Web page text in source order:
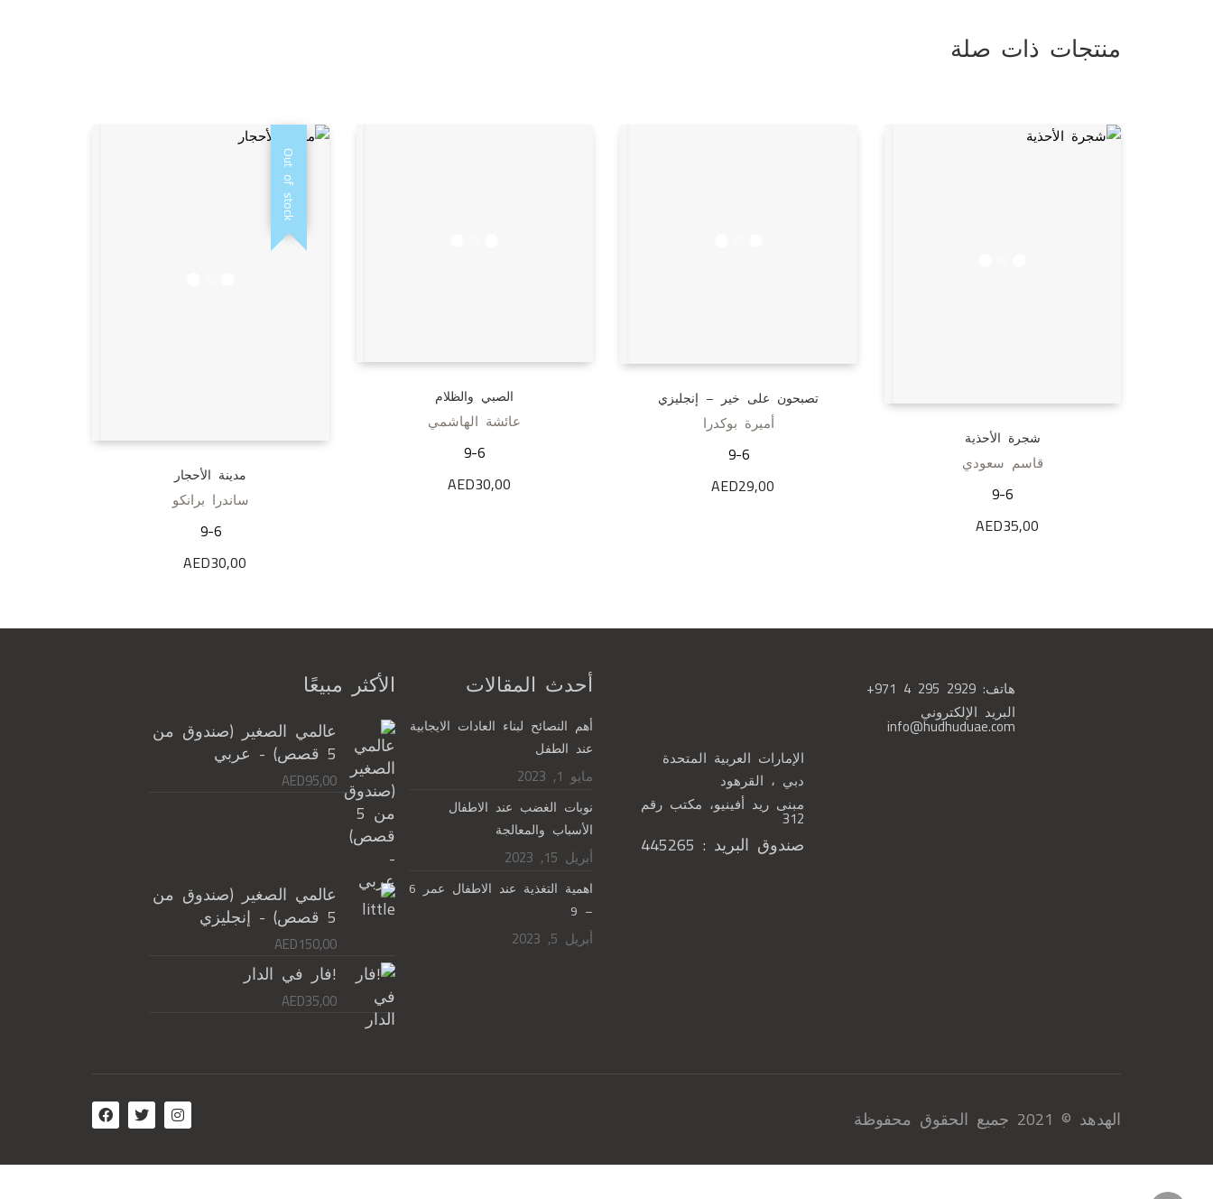
منتجات ذات صلة
شجرة الأحذية
قاسم سعودي
9-6
AED35,00
تصبحون على خير – إنجليزي
أميرة بوكدرا
9-6
AED29,00
الصبي والظلام
عائشة الهاشمي
9-6
AED30,00
Out of stock
مدينة الأحجار
ساندرا برانكو
9-6
AED30,00
الأكثر مبيعًا
عالمي الصغير (صندوق من
5 قصص) - عربي
AED95,00
عالمي الصغير (صندوق من
5 قصص) - إنجليزي
AED150,00
!فار في الدار
AED35,00
أحدث المقالات
أهم النصائح لبناء العادات الايجابية
عند الطفل
مايو 1, 2023
نوبات الغضب عند الاطفال
الأسباب والمعالجة
أبريل 15, 2023
اهمية التغذية عند الاطفال عمر 6
– 9
أبريل 5, 2023
هاتف: +971 4 295 2929
البريد الإلكتروني
info@hudhuduae.com
الإمارات العربية المتحدة
دبي ، القرهود
مبنى ريد أفينيو، مكتب رقم
312
صندوق البريد : 445265
الهدهد © 2021 جميع الحقوق محفوظة